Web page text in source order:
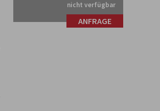
nicht verfügbar
ANFRAGE